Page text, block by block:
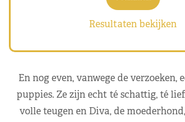
Resultaten bekijken
En nog even, vanwege de verzoeken,
puppies. Ze zijn echt té schattig, té
volle teugen en Diva, de